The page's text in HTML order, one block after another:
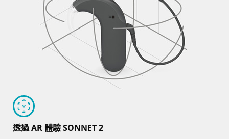
透過 AR 體驗 SONNET 2